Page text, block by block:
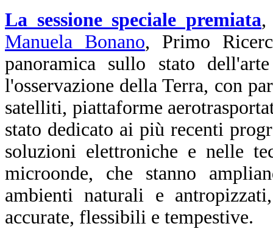
La sessione speciale premiata,
Manuela Bonano, Primo
panoramica sullo stato
l'osservazione della Terra, con
satelliti, piattaforme
stato dedicato ai più recenti
soluzioni elettroniche e nelle
microonde, che stanno
ambienti naturali e
accurate, flessibili e tempestive.